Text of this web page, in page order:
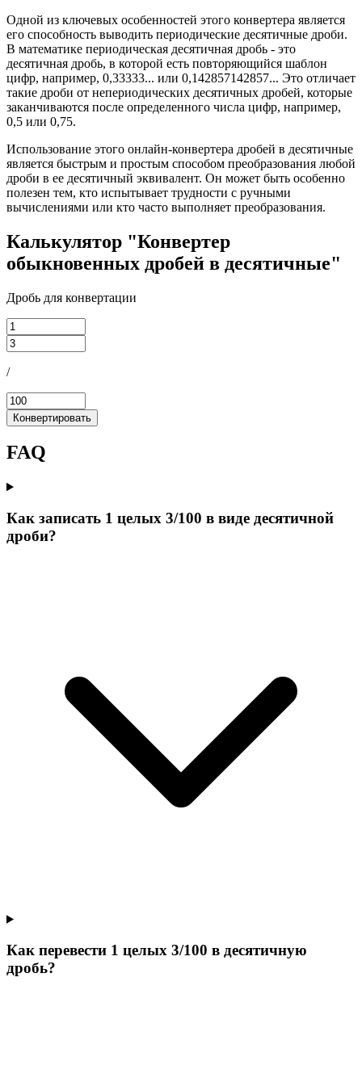
Одной из ключевых особенностей этого конвертера является
его способность выводить периодические десятичные дроби.
В математике периодическая десятичная дробь - это
десятичная дробь, в которой есть повторяющийся шаблон
цифр, например, 0,33333... или 0,142857142857... Это отличает
такие дроби от непериодических десятичных дробей, которые
заканчиваются после определенного числа цифр, например,
0,5 или 0,75.
Использование этого онлайн-конвертера дробей в десятичные
является быстрым и простым способом преобразования любой
дроби в ее десятичный эквивалент. Он может быть особенно
полезен тем, кто испытывает трудности с ручными
вычислениями или кто часто выполняет преобразования.
Калькулятор "Конвертер
обыкновенных дробей в десятичные"
Дробь для конвертации
/
Конвертировать
FAQ
Как записать 1 целых 3/100 в виде десятичной
дроби?
Как перевести 1 целых 3/100 в десятичную
дробь?